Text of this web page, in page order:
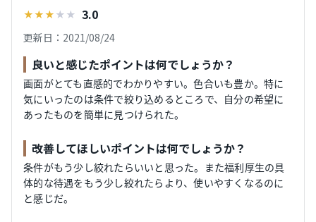
★★★ ★ ★ 3.0
更新日：2021/08/24
良いと感じたポイントは何でしょうか？
画面がとても直感的でわかりやすい。色合いも豊か。特に
気にいったのは条件で絞り込めるところで、自分の希望に
あったものを簡単に見つけられた。
改善してほしいポイントは何でしょうか？
条件がもう少し絞れたらいいと思った。また福利厚生の具
体的な待遇をもう少し絞れたらより、使いやすくなるのに
と感じだ。